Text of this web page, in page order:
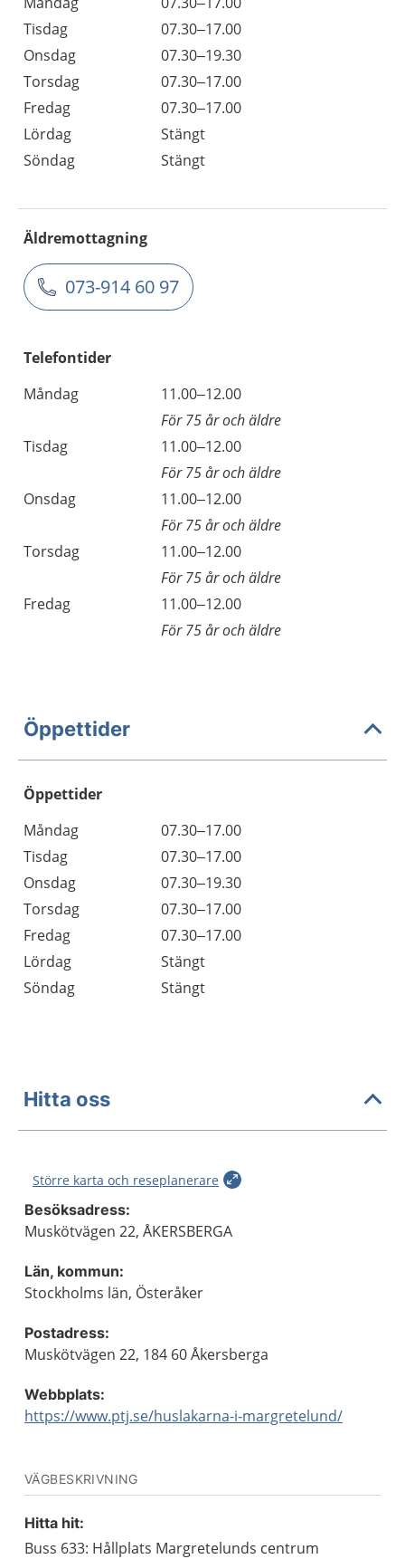
Tisdag
07.30–17.00
Onsdag
07.30–19.30
Torsdag
07.30–17.00
Fredag
07.30–17.00
Lördag
Stängt
Söndag
Stängt
Äldremottagning
073-914 60 97
Telefontider
Måndag
11.00–12.00
För 75 år och äldre
Tisdag
11.00–12.00
För 75 år och äldre
Onsdag
11.00–12.00
För 75 år och äldre
Torsdag
11.00–12.00
För 75 år och äldre
Fredag
11.00–12.00
För 75 år och äldre
Öppettider
Öppettider
Dag
Öppettider
Kommentarer
Måndag
07.30–17.00
Tisdag
07.30–17.00
Onsdag
07.30–19.30
Torsdag
07.30–17.00
Fredag
07.30–17.00
Lördag
Stängt
Söndag
Stängt
Hitta oss
Större karta och reseplanerare
Besöksadress:
Muskötvägen 22, ÅKERSBERGA
Län, kommun:
Stockholms län, Österåker
Postadress:
Muskötvägen 22, 184 60 Åkersberga
Webbplats:
https://www.ptj.se/huslakarna-i-margretelund/
VÄGBESKRIVNING
Hitta hit:
Buss 633: Hållplats Margretelunds centrum